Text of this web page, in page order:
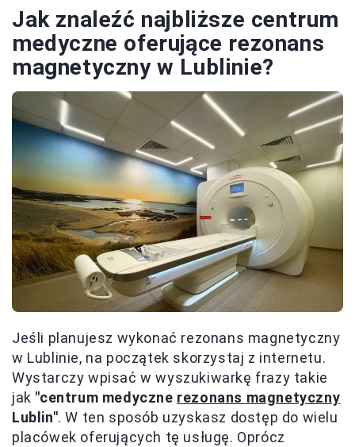
Jak znaleźć najbliższe centrum
medyczne oferujące rezonans
magnetyczny w Lublinie?
Jeśli planujesz wykonać rezonans magnetyczny
w Lublinie, na początek skorzystaj z internetu.
Wystarczy wpisać w wyszukiwarkę frazy takie
jak "centrum medyczne rezonans magnetyczny
Lublin". W ten sposób uzyskasz dostęp do wielu
placówek oferujących tę usługę. Oprócz